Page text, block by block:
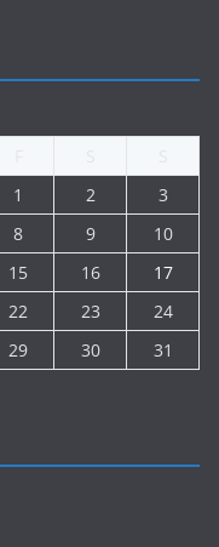
1
2
3
8 9
10
15 16
17
22 23
24
29 30 31